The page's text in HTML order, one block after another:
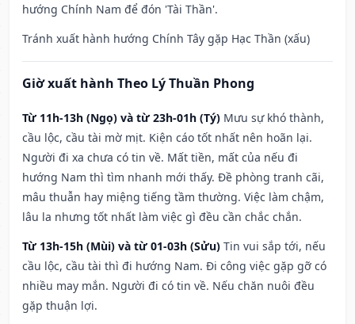
hướng Chính Nam để đón 'Tài Thần'.
Tránh xuất hành hướng Chính Tây gặp Hạc Thần (xấu)
Giờ xuất hành Theo Lý Thuần Phong
Từ 11h-13h (Ngọ) và từ 23h-01h (Tý) Mưu sự khó thành,
cầu lộc, cầu tài mờ mịt. Kiện cáo tốt nhất nên hoãn lại.
Người đi xa chưa có tin về. Mất tiền, mất của nếu đi
hướng Nam thì tìm nhanh mới thấy. Đề phòng tranh cãi,
mâu thuẫn hay miệng tiếng tầm thường. Việc làm chậm,
lâu la nhưng tốt nhất làm việc gì đều cần chắc chắn.
Từ 13h-15h (Mùi) và từ 01-03h (Sửu) Tin vui sắp tới, nếu
cầu lộc, cầu tài thì đi hướng Nam. Đi công việc gặp gỡ có
nhiều may mắn. Người đi có tin về. Nếu chăn nuôi đều
gặp thuận lợi.